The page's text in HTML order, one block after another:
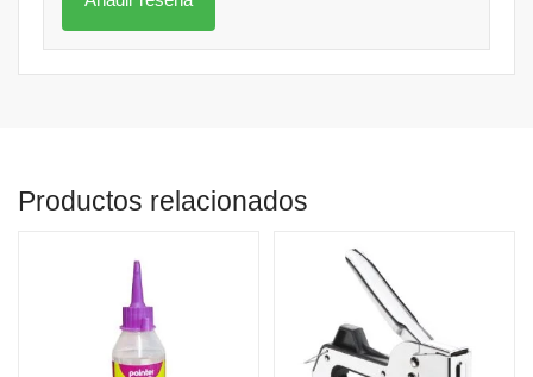
Productos relacionados